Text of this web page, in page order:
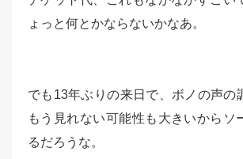
ょっと何とかならないかなあ。
でも13年ぶりの来日で、ボノの声の
もう見れない可能性も大きいからソ
るだろうな。